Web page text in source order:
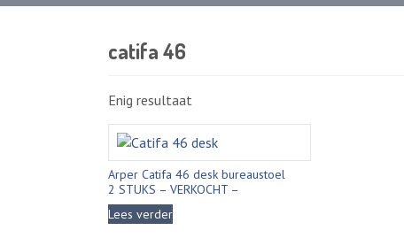
catifa 46
Enig resultaat
Arper Catifa 46 desk bureaustoel
2 STUKS – VERKOCHT –
Lees verder